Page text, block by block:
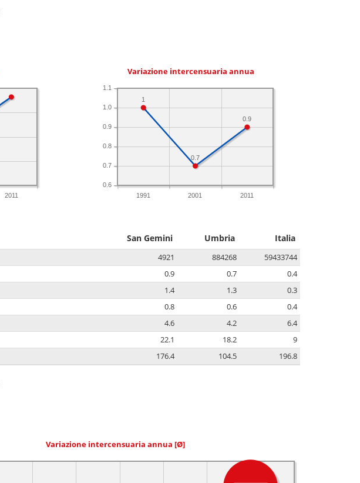
2011
Variazione intercensuaria annua
1991 2001 2011
0.6
0.7
0.8
0.9
1.0
1.1
0.9
0.7
1
San Gemini Umbria Italia
4921 884268
59433744
0.9 0.7
0.4
1.4 1.3
0.3
0.8 0.6
0.4
4.6 4.2
6.4
22.1 18.2
9
176.4 104.5 196.8
Variazione intercensuaria annua [Ø]